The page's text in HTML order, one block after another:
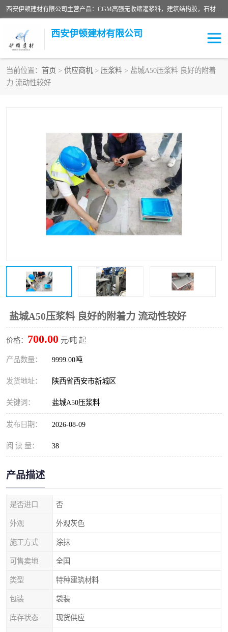
西安伊顿建材有限公司主营产品：CGM高强无收缩灌浆料，建筑结构胶，石材粘合剂，柔性防水材料，环氧修补砂浆等在各个行业得到了客户认可。
西安伊顿建材有限公司
当前位置： 首页 > 供应商机 > 压浆料 > 盐城A50压浆料 良好的附着
力 流动性较好
盐城A50压浆料 良好的附着力 流动性较好
价格： 700.00 元/吨 起
产品数量： 9999.00吨
发货地址： 陕西省西安市新城区
关键词： 盐城A50压浆料
发布日期： 2026-08-09
阅 读 量： 38
产品描述
是否进口 否
外观 外观灰色
施工方式 涂抹
可售卖地 全国
类型 特种建筑材料
包装 袋装
库存状态 现货供应
灌浆料
水泥路面修补材料
瓷砖粘合剂 沥青冷补料
高延性混凝土 速凝剂
碳纤维布 金刚砂
桥梁伸缩缝快速修补料 防静电不发火砂浆
膨胀剂 混凝土防碳化涂料
融雪剂